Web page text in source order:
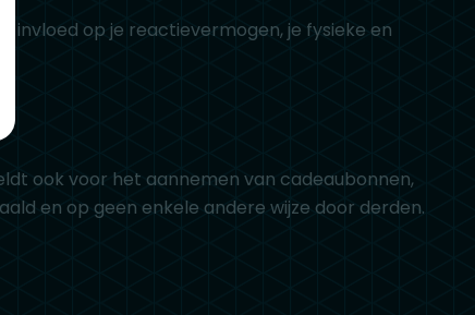
invloed op je reactievermogen, je fysieke en
ook voor het aannemen van cadeaubonnen,
en op geen enkele andere wijze door derden.